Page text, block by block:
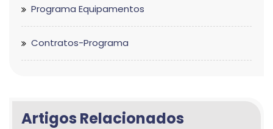
Programa Equipamentos
Contratos-Programa
Artigos Relacionados